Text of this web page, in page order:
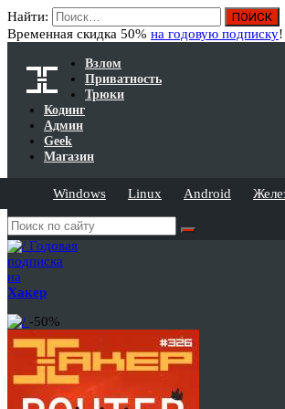
Найти:
Временная скидка 50% на годовую подписку!
Взлом
Приватность
Трюки
Кодинг
Админ
Geek
Магазин
Windows Linux Android
Годовая
подписка
на
Хакер
-50%